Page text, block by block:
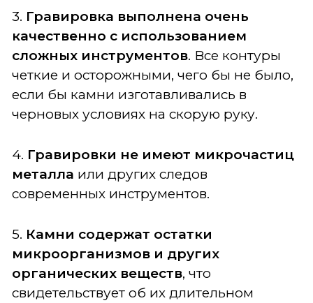
3. Гравировка выполнена очень
качественно с использованием
сложных инструментов. Все контуры
четкие и осторожными, чего бы не было,
если бы камни изготавливались в
черновых условиях на скорую руку.
4. Гравировки не имеют микрочастиц
металла или других следов
современных инструментов.
5. Камни содержат остатки
микроорганизмов и других
органических веществ, что
свидетельствует об их длительном